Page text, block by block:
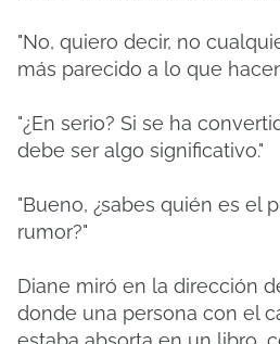
"No, quiero decir, no
más parecido a lo que
"¿En serio? Si se ha
debe ser algo significativo."
"Bueno, ¿sabes quién es el
rumor?"
Diane miró en la dirección
donde una persona con el